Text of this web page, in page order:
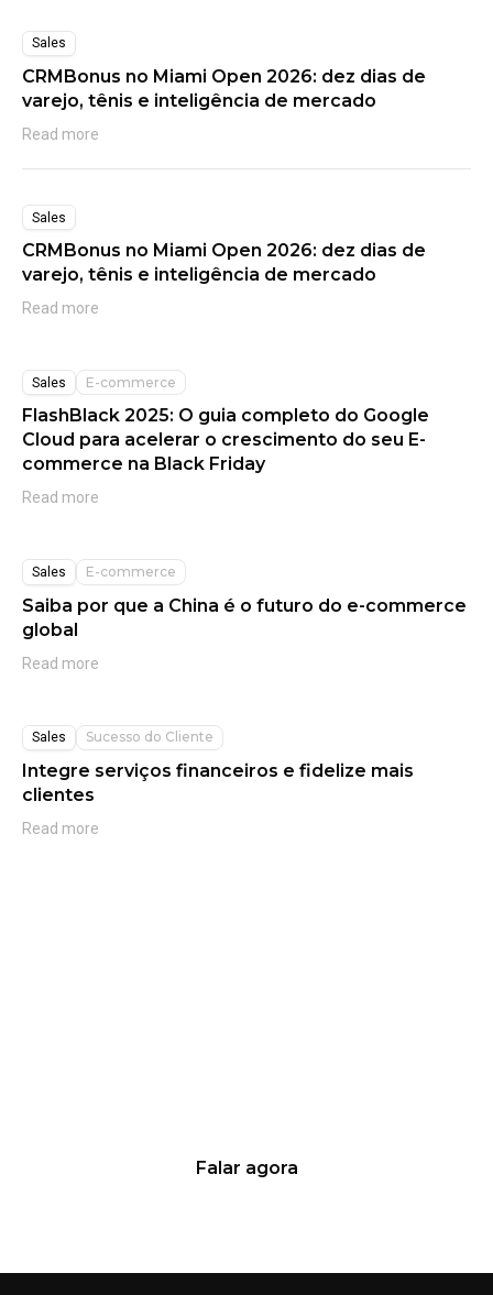
Sales
CRMBonus no Miami Open 2026: dez dias de
varejo, tênis e inteligência de mercado
Read more
Sales
CRMBonus no Miami Open 2026: dez dias de
varejo, tênis e inteligência de mercado
Read more
Sales E-commerce
FlashBlack 2025: O guia completo do Google
Cloud para acelerar o crescimento do seu E-
commerce na Black Friday
Read more
Sales E-commerce
Saiba por que a China é o futuro do e-commerce
global
Read more
Sales Sucesso do Cliente
Integre serviços financeiros e fidelize mais
clientes
Read more
Falar agora